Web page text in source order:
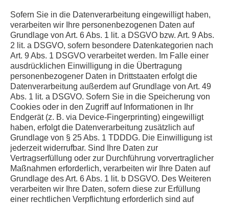
Sofern Sie in die Datenverarbeitung eingewilligt haben,
verarbeiten wir Ihre personenbezogenen Daten auf
Grundlage von Art. 6 Abs. 1 lit. a DSGVO bzw. Art. 9 Abs.
2 lit. a DSGVO, sofern besondere Datenkategorien nach
Art. 9 Abs. 1 DSGVO verarbeitet werden. Im Falle einer
ausdrücklichen Einwilligung in die Übertragung
personenbezogener Daten in Drittstaaten erfolgt die
Datenverarbeitung außerdem auf Grundlage von Art. 49
Abs. 1 lit. a DSGVO. Sofern Sie in die Speicherung von
Cookies oder in den Zugriff auf Informationen in Ihr
Endgerät (z. B. via Device-Fingerprinting) eingewilligt
haben, erfolgt die Datenverarbeitung zusätzlich auf
Grundlage von § 25 Abs. 1 TDDDG. Die Einwilligung ist
jederzeit widerrufbar. Sind Ihre Daten zur
Vertragserfüllung oder zur Durchführung vorvertraglicher
Maßnahmen erforderlich, verarbeiten wir Ihre Daten auf
Grundlage des Art. 6 Abs. 1 lit. b DSGVO. Des Weiteren
verarbeiten wir Ihre Daten, sofern diese zur Erfüllung
einer rechtlichen Verpflichtung erforderlich sind auf